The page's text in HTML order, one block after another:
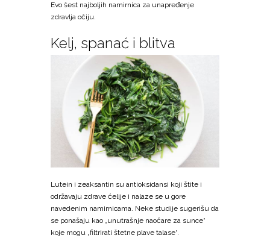
Evo šest najboljih namirnica za unapređenje
zdravlja očiju.
Kelj, spanać i blitva
Lutein i zeaksantin su antioksidansi koji štite i
održavaju zdrave ćelije i nalaze se u gore
navedenim namirnicama. Neke studije sugerišu da
se ponašaju kao „unutrašnje naočare za sunce“
koje mogu „filtrirati štetne plave talase“.